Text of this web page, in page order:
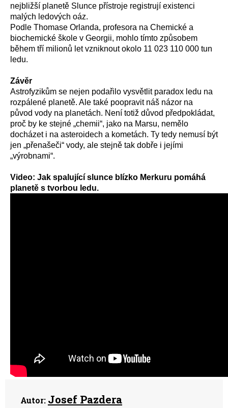
nejbližší planetě Slunce přístroje registrují existenci
malých ledových oáz.
Podle Thomase Orlanda, profesora na Chemické a
biochemické škole v Georgii, mohlo tímto způsobem
během tří milionů let vzniknout okolo 11 023 110 000 tun
ledu.
Závěr
Astrofyzikům se nejen podařilo vysvětlit paradox ledu na
rozpálené planetě. Ale také poopravit náš názor na
původ vody na planetách. Není totiž důvod předpokládat,
proč by ke stejné „chemii“, jako na Marsu, nemělo
docházet i na asteroidech a kometách. Ty tedy nemusí být
jen „přenašeči“ vody, ale stejně tak dobře i jejími
„výrobnami“.
Video: Jak spalující slunce blízko Merkuru pomáhá
planetě s tvorbou ledu.
Autor: Josef Pazdera